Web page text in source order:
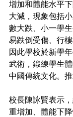
增加和體能水平
大減，現象包括
數大跌、小一學
易跌倒受傷、行
因此學校於新學
武術，鍛練學生
中國傳統文化。
校長陳詠賢表示
重增加、體能下